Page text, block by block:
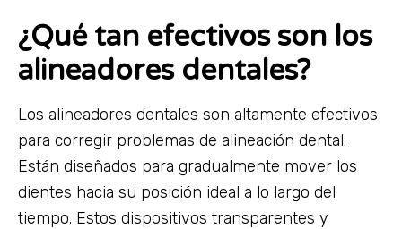
¿Qué tan efectivos son los
alineadores dentales?
Los alineadores dentales son altamente efectivos
para corregir problemas de alineación dental.
Están diseñados para gradualmente mover los
dientes hacia su posición ideal a lo largo del
tiempo. Estos dispositivos transparentes y